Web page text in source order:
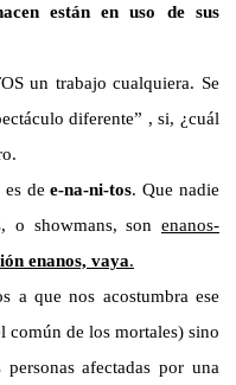
están en uso de sus
un trabajo cualquiera. Se
diferente” , si, ¿cuál
es dee-na-ni-tos. Que nadie
o showmans, son enanos-
enanos, vaya.
a que nos acostumbra ese
común de los mortales) sino
afectadas por una